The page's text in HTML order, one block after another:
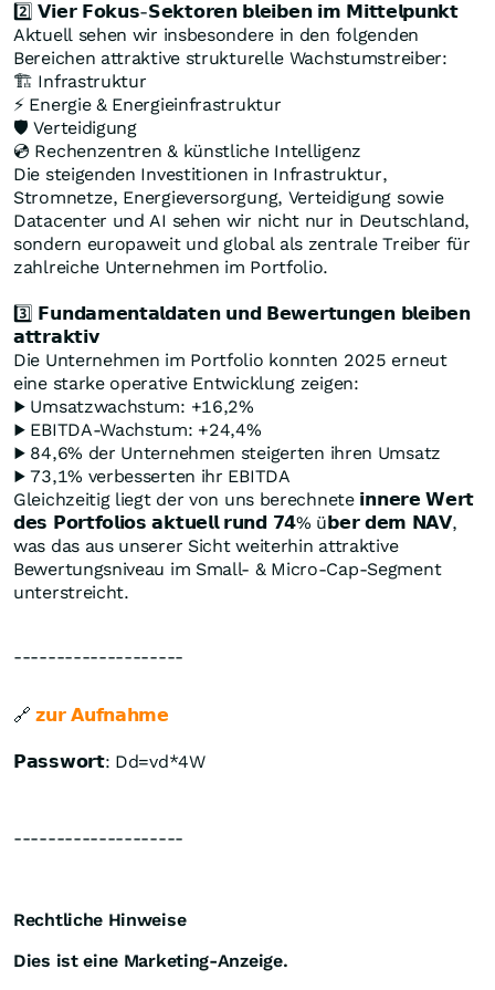
2️⃣ 𝗩𝗶𝗲𝗿 𝗙𝗼𝗸𝘂𝘀-𝗦𝗲𝗸𝘁𝗼𝗿𝗲𝗻 𝗯𝗹𝗲𝗶𝗯𝗲𝗻 𝗶𝗺 𝗠𝗶𝘁𝘁𝗲𝗹𝗽𝘂𝗻𝗸𝘁
Aktuell sehen wir insbesondere in den folgenden
Bereichen attraktive strukturelle Wachstumstreiber:
🏗️ Infrastruktur
⚡ Energie & Energieinfrastruktur
🛡️ Verteidigung
💿 Rechenzentren & künstliche Intelligenz
Die steigenden Investitionen in Infrastruktur,
Stromnetze, Energieversorgung, Verteidigung sowie
Datacenter und AI sehen wir nicht nur in Deutschland,
sondern europaweit und global als zentrale Treiber für
zahlreiche Unternehmen im Portfolio.
3️⃣ 𝗙𝘂𝗻𝗱𝗮𝗺𝗲𝗻𝘁𝗮𝗹𝗱𝗮𝘁𝗲𝗻 𝘂𝗻𝗱 𝗕𝗲𝘄𝗲𝗿𝘁𝘂𝗻𝗴𝗲𝗻 𝗯𝗹𝗲𝗶𝗯𝗲𝗻
𝗮𝘁𝘁𝗿𝗮𝗸𝘁𝗶𝘃
Die Unternehmen im Portfolio konnten 2025 erneut
eine starke operative Entwicklung zeigen:
▶️ Umsatzwachstum: +16,2%
▶️ EBITDA-Wachstum: +24,4%
▶️ 84,6% der Unternehmen steigerten ihren Umsatz
▶️ 73,1% verbesserten ihr EBITDA
Gleichzeitig liegt der von uns berechnete 𝗶𝗻𝗻𝗲𝗿𝗲 𝗪𝗲𝗿𝘁
𝗱𝗲𝘀 𝗣𝗼𝗿𝘁𝗳𝗼𝗹𝗶𝗼𝘀 𝗮𝗸𝘁𝘂𝗲𝗹𝗹 𝗿𝘂𝗻𝗱 𝟳𝟰% ü𝗯𝗲𝗿 𝗱𝗲𝗺 𝗡𝗔𝗩,
was das aus unserer Sicht weiterhin attraktive
Bewertungsniveau im Small- & Micro-Cap-Segment
unterstreicht.
--------------------
🔗𝘇𝘂𝗿 𝗔𝘂𝗳𝗻𝗮𝗵𝗺𝗲
𝗣𝗮𝘀𝘀𝘄𝗼𝗿𝘁: Dd=vd*4W
--------------------
Rechtliche Hinweise
Dies ist eine Marketing-Anzeige.